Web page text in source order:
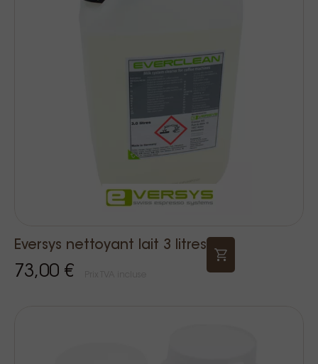
Eversys nettoyant lait 3 litres
73,00 €